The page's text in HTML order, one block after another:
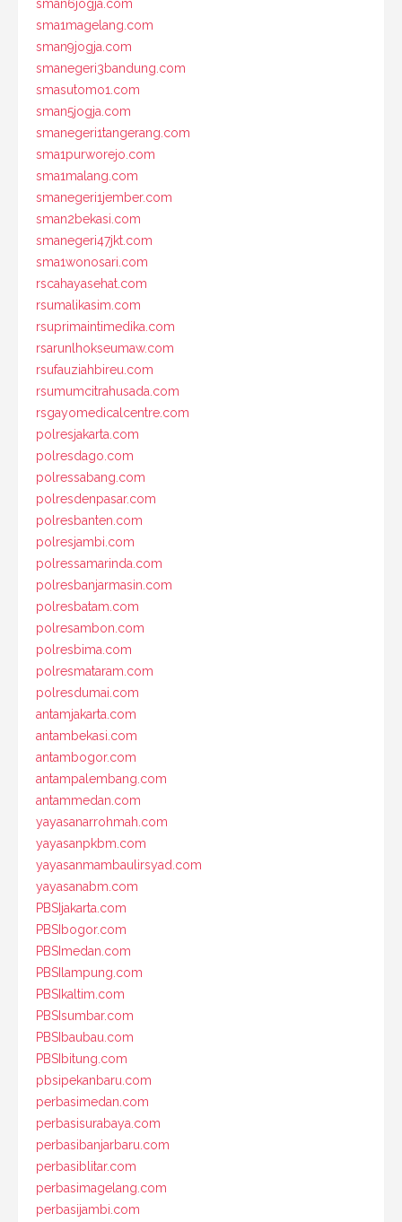
sman6jogja.com
sma1magelang.com
sman9jogja.com
smanegeri3bandung.com
smasutomo1.com
sman5jogja.com
smanegeri1tangerang.com
sma1purworejo.com
sma1malang.com
smanegeri1jember.com
sman2bekasi.com
smanegeri47jkt.com
sma1wonosari.com
rscahayasehat.com
rsumalikasim.com
rsuprimaintimedika.com
rsarunlhokseumaw.com
rsufauziahbireu.com
rsumumcitrahusada.com
rsgayomedicalcentre.com
polresjakarta.com
polresdago.com
polressabang.com
polresdenpasar.com
polresbanten.com
polresjambi.com
polressamarinda.com
polresbanjarmasin.com
polresbatam.com
polresambon.com
polresbima.com
polresmataram.com
polresdumai.com
antamjakarta.com
antambekasi.com
antambogor.com
antampalembang.com
antammedan.com
yayasanarrohmah.com
yayasanpkbm.com
yayasanmambaulirsyad.com
yayasanabm.com
PBSIjakarta.com
PBSIbogor.com
PBSImedan.com
PBSIlampung.com
PBSIkaltim.com
PBSIsumbar.com
PBSIbaubau.com
PBSIbitung.com
pbsipekanbaru.com
perbasimedan.com
perbasisurabaya.com
perbasibanjarbaru.com
perbasiblitar.com
perbasimagelang.com
perbasijambi.com